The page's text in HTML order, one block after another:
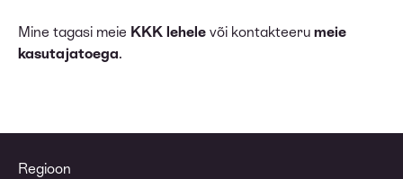
Mine tagasi meie KKK lehele või kontakteeru meie
kasutajatoega.
Regioon